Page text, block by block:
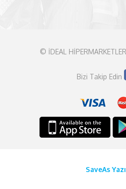
© İDEAL
Bizi Takip Edin
SaveAs